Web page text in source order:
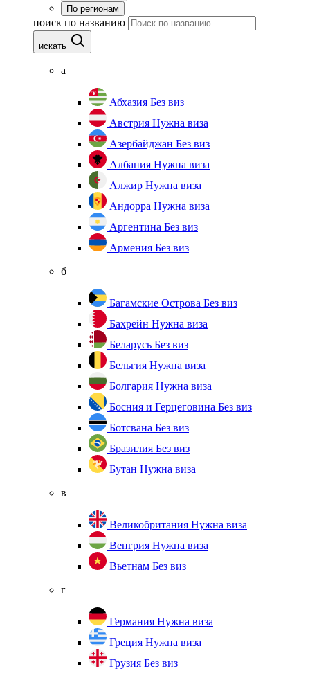
По регионам
поиск по названию
искать
а
Абхазия Без виз
Австрия Нужна виза
Азербайджан Без виз
Албания Нужна виза
Алжир Нужна виза
Андорра Нужна виза
Аргентина Без виз
Армения Без виз
б
Багамские Острова Без виз
Бахрейн Нужна виза
Беларусь Без виз
Бельгия Нужна виза
Болгария Нужна виза
Босния и Герцеговина Без виз
Ботсвана Без виз
Бразилия Без виз
Бутан Нужна виза
в
Великобритания Нужна виза
Венгрия Нужна виза
Вьетнам Без виз
г
Германия Нужна виза
Греция Нужна виза
Грузия Без виз